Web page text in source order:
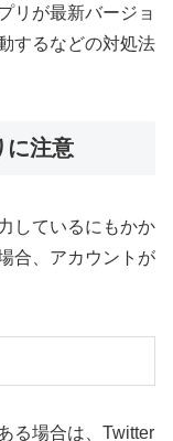
リが最新バージョ
するなどの対処法
に注意
しているにもかか
合、アカウントが
る場合は、Twitter